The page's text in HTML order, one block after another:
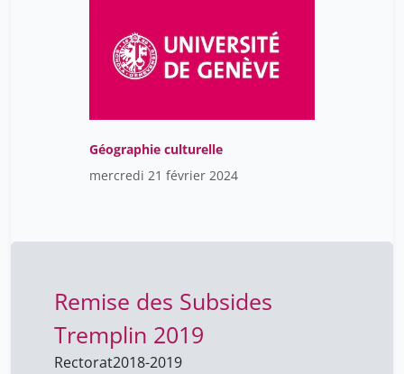
Géographie culturelle
mercredi 21 février 2024
Remise des Subsides
Tremplin 2019
Rectorat2018-2019